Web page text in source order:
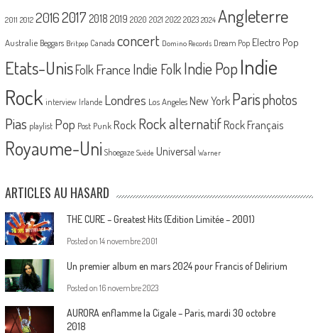
2011 2012 20162017 2018 2019 2020 2021 2022 2023 2024 Angleterre
Australie Beggars Britpop Canada concert Domino Records Dream Pop Electro Pop
Etats-UnisFolk France Indie Folk Indie PopIndie
Rock interview Irlande Londres Los Angeles New York Parisphotos
Pias playlist Pop Post Punk Rock Rock alternatif Rock Français
Royaume-Uni Shoegaze Suède Universal Warner
ARTICLES AU HASARD
THE CURE – Greatest Hits (Edition Limitée – 2001)
Posted on 14 novembre 2001
Un premier album en mars 2024 pour Francis of Delirium
Posted on 16 novembre 2023
AURORA enflamme la Cigale – Paris, mardi 30 octobre
2018